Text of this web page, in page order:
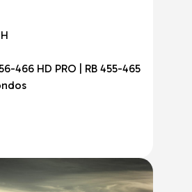
466 HD PRO | RB 455-465